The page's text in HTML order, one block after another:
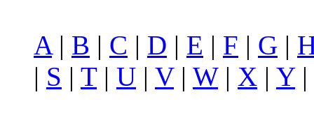
A| B | C | D | E | F | G |
| S | T| U | V| W| X | Y|